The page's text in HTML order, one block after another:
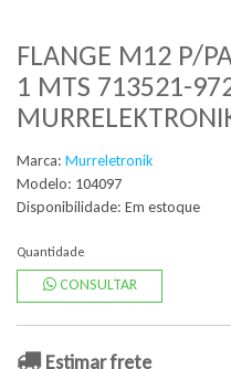
FLANGE M12 P/
1 MTS 713521-
Marca: Murreletronik
Modelo: 104097
Disponibilidade: Em estoque
Quantidade
CONSULTAR
Estimar frete